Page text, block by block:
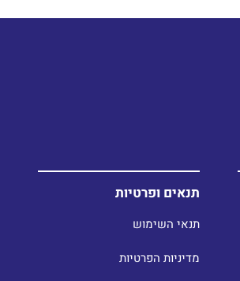
תנאים ופרטיות
תנאי השימוש
מדיניות הפרטיות